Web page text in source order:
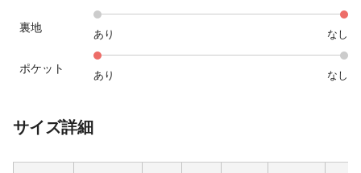
裏地
あり なし
ポケット
あり なし
サイズ詳細